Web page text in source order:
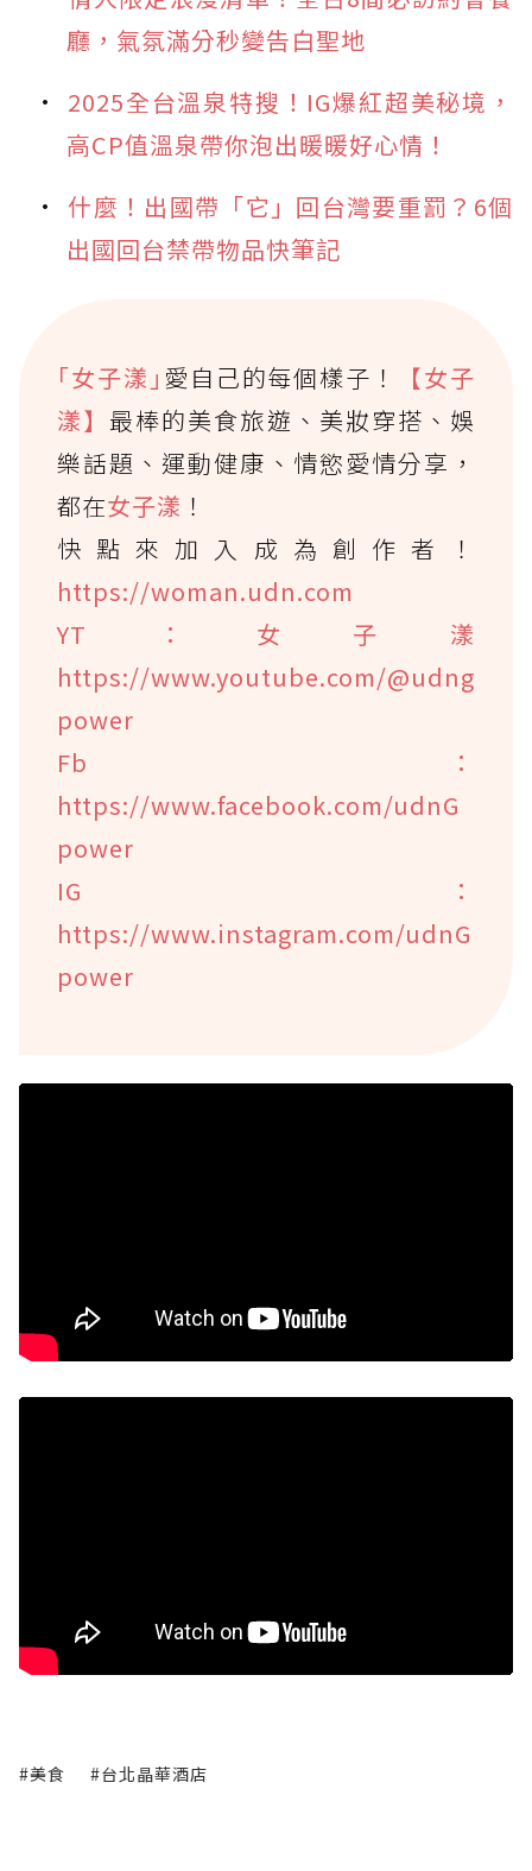
廳，氣氛滿分秒變告白聖地
2025全台溫泉特搜！IG爆紅超美秘境，
高CP值溫泉帶你泡出暖暖好心情！
什麼！出國帶「它」回台灣要重罰？6個
出國回台禁帶物品快筆記
｢女子漾｣ 愛自己的每個樣子！
【女子
漾】最棒的美食旅遊、美妝穿搭、娛
樂話題、運動健康、情慾愛情分享，
都在女子漾 ！
快點來加入成為創作者！
https://woman.udn.com
YT：女子漾
https://www.youtube.com/@udng
power
Fb：
https://www.facebook.com/udnG
power
IG：
https://www.instagram.com/udnG
power
#美食 #台北晶華酒店